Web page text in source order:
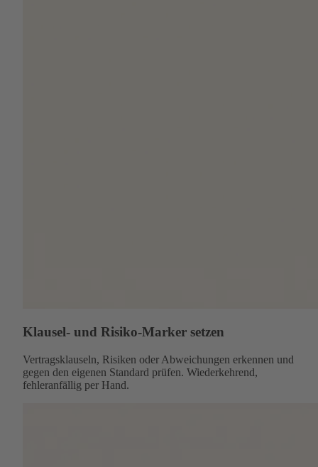
Klausel- und Risiko-Marker setzen
Vertragsklauseln, Risiken oder Abweichungen erkennen und
gegen den eigenen Standard prüfen. Wiederkehrend,
fehleranfällig per Hand.